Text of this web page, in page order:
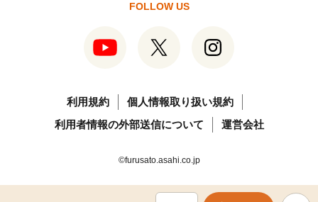
FOLLOW US
利用規約
個人情報取り扱い規約
利用者情報の外部送信について
運営会社
©furusato.asahi.co.jp